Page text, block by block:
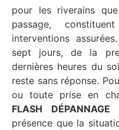
pour les riverains
passage,
interventions
sept jours, de la
dernières heures du
reste sans réponse.
ou toute prise en
FLASH DÉPANNAGE
présence que la